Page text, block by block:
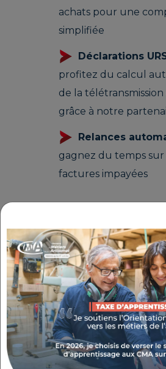
achats pour une
simplifiée
Déclarations
profitez du calcul
de la
grâce à notre
Relances
gagnez du temps sur
factures impayées